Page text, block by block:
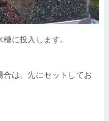
に投入します。
合は、先にセットしてお